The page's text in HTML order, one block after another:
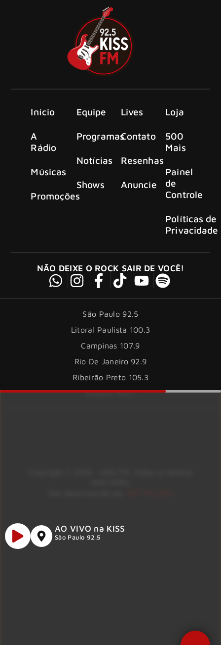
Início
A
Rádio
Músicas
Promoções
Equipe
Programas
Notícias
Shows
Lives
Contato
Resenhas
Anuncie
Loja
500
Mais
Painel
de
Controle
Políticas de
Privacidade
NÃO DEIXE O ROCK SAIR DE VOCÊ!
São Paulo 92.5
Litoral Paulista 100.3
Campinas 107.9
Rio De Janeiro 92.9
Ribeirão Preto 105.3
Brasília 106.7
AO VIVO na KISS
São Paulo 92.5